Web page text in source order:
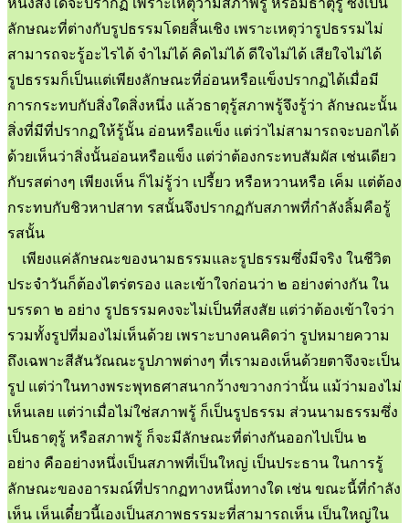
ลักษณะที่ต่างกับรูปธรรมโดยสิ้นเชิง เพราะเหตุว่ารูปธรรมไม่
สามารถจะรู้อะไรได้ จำไม่ได้ คิดไม่ได้ ดีใจไม่ได้ เสียใจไม่ได้
รูปธรรมก็เป็นแต่เพียงลักษณะที่อ่อนหรือแข็งปรากฏได้เมื่อมี
การกระทบกับสิ่งใดสิ่งหนึ่ง แล้วธาตุรู้สภาพรู้จึงรู้ว่า ลักษณะนั้น
สิ่งที่มีที่ปรากฏให้รู้นั้น อ่อนหรือแข็ง แต่ว่าไม่สามารถจะบอกได้
ด้วยเห็นว่าสิ่งนั้นอ่อนหรือแข็ง แต่ว่าต้องกระทบสัมผัส เช่นเดียว
กับรสต่างๆ เพียงเห็น ก็ไม่รู้ว่า เปรี้ยว หรือหวานหรือ เค็ม แต่ต้อง
กระทบกับชิวหาปสาท รสนั้นจึงปรากฏกับสภาพที่กำลังลิ้มคือรู้
รสนั้น
เพียงแค่ลักษณะของนามธรรมและรูปธรรมซึ่งมีจริง ในชีวิต
ประจำวันก็ต้องไตร่ตรอง และเข้าใจก่อนว่า ๒ อย่างต่างกัน ใน
บรรดา ๒ อย่าง รูปธรรมคงจะไม่เป็นที่สงสัย แต่ว่าต้องเข้าใจว่า
รวมทั้งรูปที่มองไม่เห็นด้วย เพราะบางคนคิดว่า รูปหมายความ
ถึงเฉพาะสีสันวัณณะรูปภาพต่างๆ ที่เรามองเห็นด้วยตาจึงจะเป็น
รูป แต่ว่าในทางพระพุทธศาสนากว้างขวางกว่านั้น แม้ว่ามองไม่
เห็นเลย แต่ว่าเมื่อไม่ใช่สภาพรู้ ก็เป็นรูปธรรม ส่วนนามธรรมซึ่ง
เป็นธาตุรู้ หรือสภาพรู้ ก็จะมีลักษณะที่ต่างกันออกไปเป็น ๒
อย่าง คืออย่างหนึ่งเป็นสภาพที่เป็นใหญ่ เป็นประธาน ในการรู้
ลักษณะของอารมณ์ที่ปรากฏทางหนึ่งทางใด เช่น ขณะนี้ที่กำลัง
เห็น เห็นเดี๋ยวนี้เองเป็นสภาพธรรมะที่สามารถเห็น เป็นใหญ่ใน